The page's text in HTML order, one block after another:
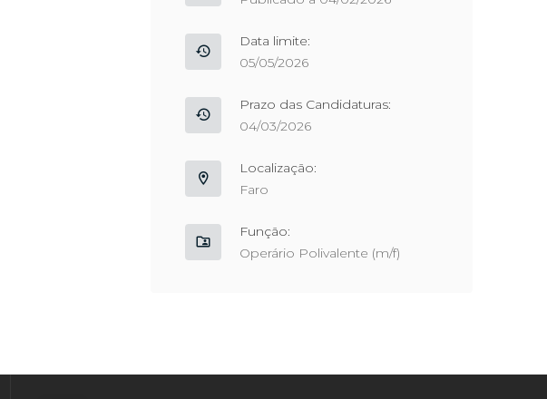
Data limite:
05/05/2026
Prazo das Candidaturas:
04/03/2026
Localização:
Faro
Função:
Operário Polivalente (m/f)